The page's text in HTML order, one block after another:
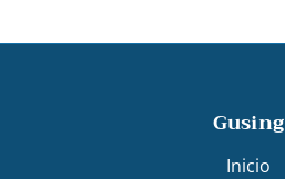
Gusing
Inicio